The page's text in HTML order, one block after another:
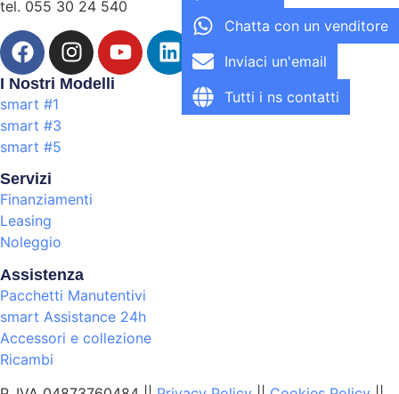
tel. 055 30 24 540
I Nostri Modelli
smart #1
smart #3
smart #5
Servizi
Finanziamenti
Leasing
Noleggio
Assistenza
Pacchetti Manutentivi
smart Assistance 24h
Accessori e collezione
Ricambi
Chatta con un venditore
Inviaci un'email
Tutti i ns contatti